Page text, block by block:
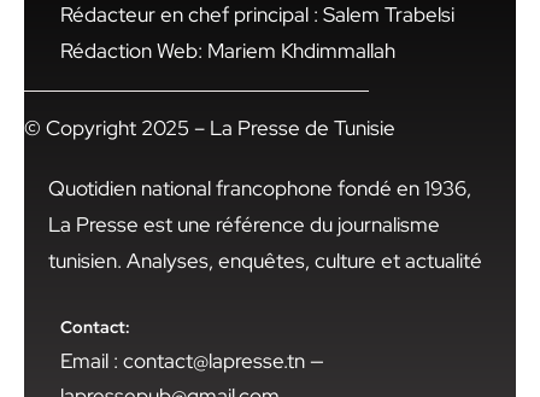
Rédacteur en chef principal : Salem Trabelsi
Rédaction Web: Mariem Khdimmallah
© Copyright 2025 – La Presse de Tunisie
Quotidien national francophone fondé en 1936,
La Presse est une référence du journalisme
tunisien. Analyses, enquêtes, culture et actualité
Contact:
Email : contact@lapresse.tn —